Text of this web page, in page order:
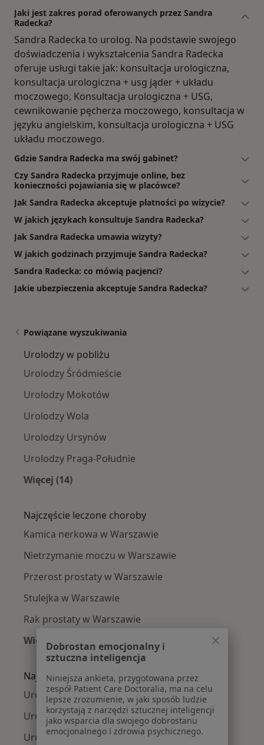
Jaki jest zakres porad oferowanych przez Sandra
Radecka?
Sandra Radecka to urolog. Na podstawie swojego
doświadczenia i wykształcenia Sandra Radecka
oferuje usługi takie jak: konsultacja urologiczna,
konsultacja urologiczna + usg jąder + układu
moczowego, Konsultacja urologiczna + USG,
cewnikowanie pęcherza moczowego, konsultacja w
języku angielskim, konsultacja urologiczna + USG
układu moczowego.
Gdzie Sandra Radecka ma swój gabinet?
Czy Sandra Radecka przyjmuje online, bez
konieczności pojawiania się w placówce?
Jak Sandra Radecka akceptuje płatności po wizycie?
W jakich językach konsultuje Sandra Radecka?
Jak Sandra Radecka umawia wizyty?
W jakich godzinach przyjmuje Sandra Radecka?
Sandra Radecka: co mówią pacjenci?
Jakie ubezpieczenia akceptuje Sandra Radecka?
Powiązane wyszukiwania
Urolodzy w pobliżu
Urolodzy Śródmieście
Urolodzy Mokotów
Urolodzy Wola
Urolodzy Ursynów
Urolodzy Praga-Południe
Więcej (14)
Najczęście leczone choroby
Kamica nerkowa w Warszawie
Nietrzymanie moczu w Warszawie
Przerost prostaty w Warszawie
Stulejka w Warszawie
Rak prostaty w Warszawie
Więcej (15)
Więcej w kategorii: Najczęście leczone
Najpopularniejsze ubezpieczenia
Urolodzy z Medicover w Warszawie
Urolodzy z Allianz w Warszawie
Urolodzy z INTER Polska w Warszawie
Dobrostan emocjonalny i
sztuczna inteligencja
Niniejsza ankieta, przygotowana przez
zespół Patient Care Doctoralia, ma na celu
lepsze zrozumienie, w jaki sposób ludzie
korzystają z narzędzi sztucznej inteligencji
jako wsparcia dla swojego dobrostanu
emocjonalnego i zdrowia psychicznego.